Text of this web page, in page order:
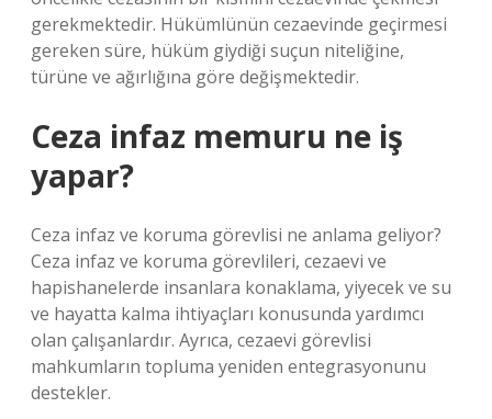
gerekmektedir. Hükümlünün cezaevinde geçirmesi
gereken süre, hüküm giydiği suçun niteliğine,
türüne ve ağırlığına göre değişmektedir.
Ceza infaz memuru ne iş
yapar?
Ceza infaz ve koruma görevlisi ne anlama geliyor?
Ceza infaz ve koruma görevlileri, cezaevi ve
hapishanelerde insanlara konaklama, yiyecek ve su
ve hayatta kalma ihtiyaçları konusunda yardımcı
olan çalışanlardır. Ayrıca, cezaevi görevlisi
mahkumların topluma yeniden entegrasyonunu
destekler.